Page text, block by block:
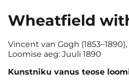
Wheatfield
Vincent van Gogh
Loomise aeg: Juuli 1890
Kunstniku vanus teose